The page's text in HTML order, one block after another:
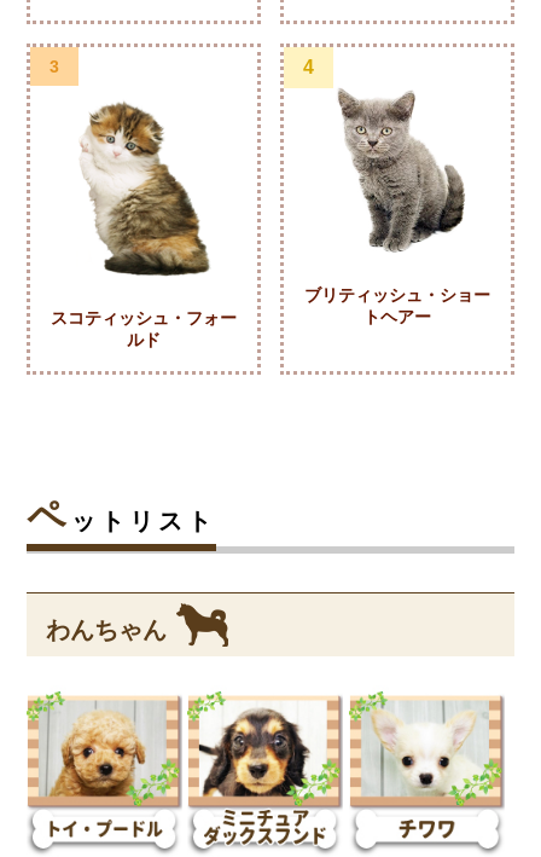
3
スコティッシュ・フォー
ルド
4
ブリティッシュ・ショー
トヘアー
ペ ットリスト
わんちゃん